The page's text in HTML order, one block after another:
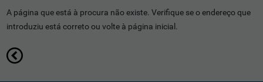
A página que está à procura não existe. Verifique se o endereço que
introduziu está correto ou volte à página inicial.